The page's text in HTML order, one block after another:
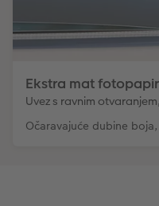
Ekstra mat
Uvez s ravnim
Očaravajuće dubine